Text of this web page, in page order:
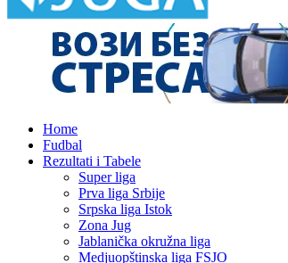
Home
Fudbal
Rezultati i Tabele
Super liga
Prva liga Srbije
Srpska liga Istok
Zona Jug
Jablanička okružna liga
Medjuopštinska liga FSJO